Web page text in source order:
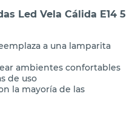
Led Vela Cálida E14 5
a una lamparita
ambientes confortables
de uso
la mayoría de las